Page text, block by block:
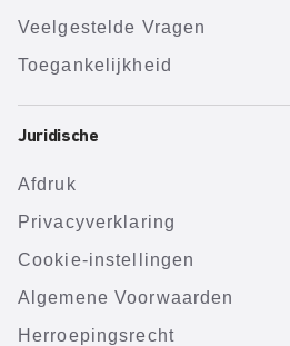
Veelgestelde Vragen
Toegankelijkheid
Juridische
Afdruk
Privacyverklaring
Cookie-instellingen
Algemene Voorwaarden
Herroepingsrecht